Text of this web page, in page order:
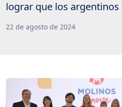
lograr que los argentinos
22 de agosto de 2024